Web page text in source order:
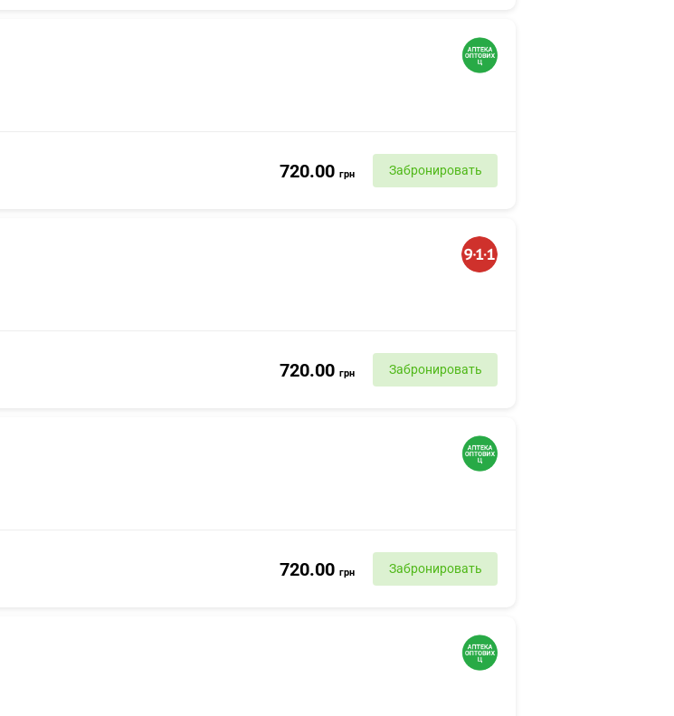
720.00 грн Забронировать
720.00 грн Забронировать
720.00 грн Забронировать